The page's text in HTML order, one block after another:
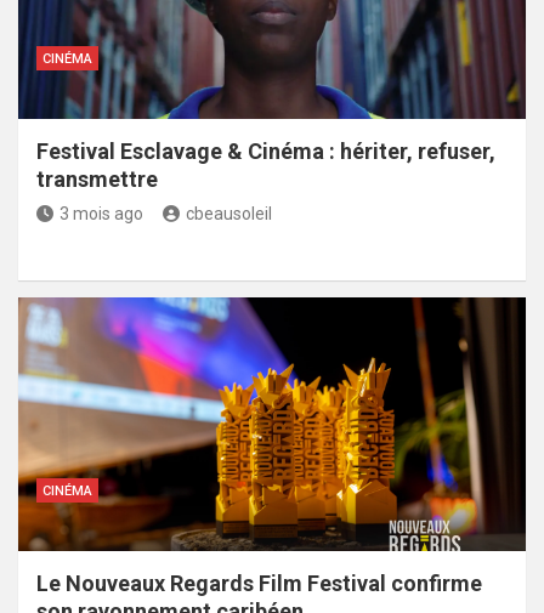
CINÉMA
Festival Esclavage & Cinéma : hériter, refuser,
transmettre
3 mois ago cbeausoleil
CINÉMA
Le Nouveaux Regards Film Festival confirme